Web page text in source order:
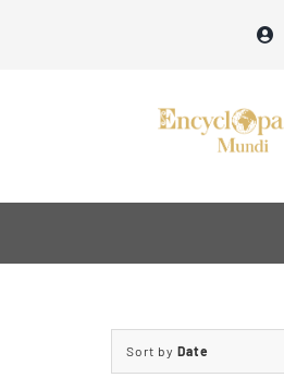
մեր մասին
Sort by Date